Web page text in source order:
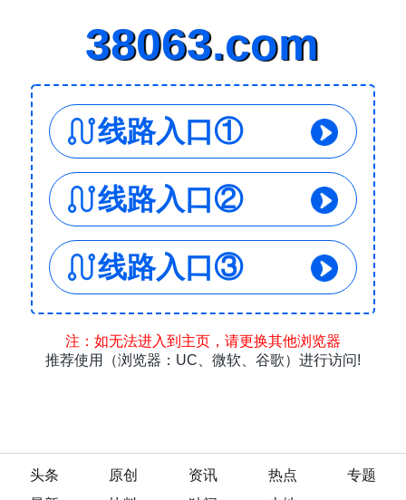
头条 原创 资讯 热点
专题